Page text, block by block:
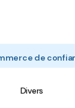
de
Divers